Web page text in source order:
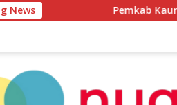
News Pemkab Kaur Mulai